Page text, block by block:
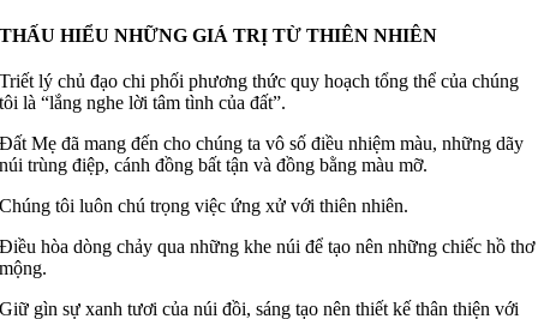
THẤU HIỂU NHỮNG GIÁ TRỊ TỪ THIÊN NHIÊN
Triết lý chủ đạo chi phối phương thức quy hoạch tổng thể của chúng
tôi là “lắng nghe lời tâm tình của đất”.
Đất Mẹ đã mang đến cho chúng ta vô số điều nhiệm màu, những dãy
núi trùng điệp, cánh đồng bất tận và đồng bằng màu mỡ.
Chúng tôi luôn chú trọng việc ứng xử với thiên nhiên.
Điều hòa dòng chảy qua những khe núi để tạo nên những chiếc hồ thơ
mộng.
Giữ gìn sự xanh tươi của núi đồi, sáng tạo nên thiết kế thân thiện với